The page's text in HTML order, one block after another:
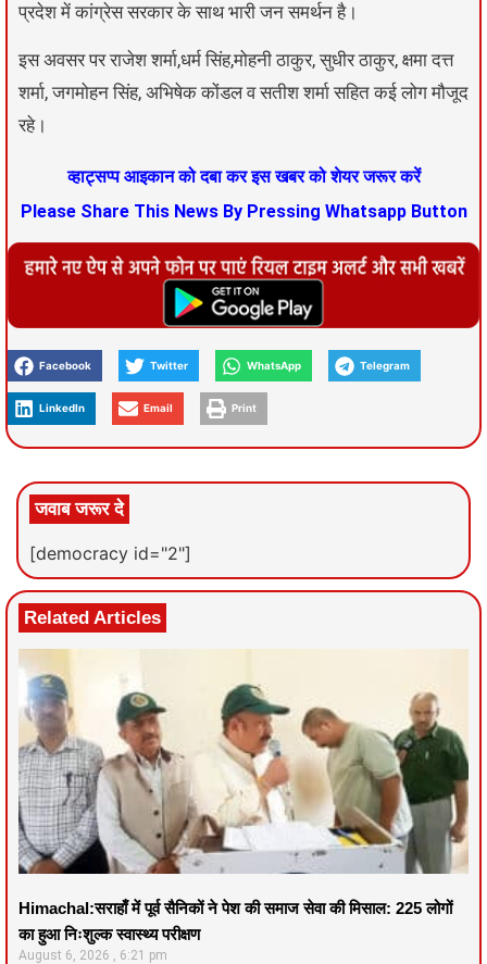
प्रदेश में कांग्रेस सरकार के साथ भारी जन समर्थन है।
इस अवसर पर राजेश शर्मा,धर्म सिंह,मोहनी ठाकुर, सुधीर ठाकुर, क्षमा दत्त
शर्मा, जगमोहन सिंह, अभिषेक कोंडल व सतीश शर्मा सहित कई लोग मौजूद
रहे।
व्हाट्सप्प आइकान को दबा कर इस खबर को शेयर जरूर करें
Please Share This News By Pressing Whatsapp Button
Facebook Twitter WhatsApp Telegram
LinkedIn Email Print
जवाब जरूर दे
[democracy id="2"]
Related Articles
Himachal:सराहाँ में पूर्व सैनिकों ने पेश की समाज सेवा की मिसाल: 225 लोगों
का हुआ निःशुल्क स्वास्थ्य परीक्षण
August 6, 2026 6:21 pm